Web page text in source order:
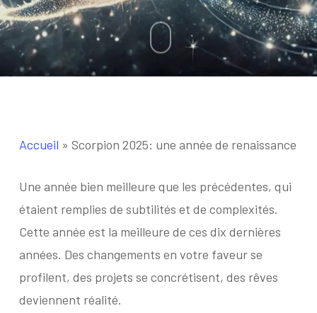
Accueil » Scorpion 2025: une année de renaissance
Une année bien meilleure que les précédentes, qui
étaient remplies de subtilités et de complexités.
Cette année est la meilleure de ces dix dernières
années. Des changements en votre faveur se
profilent, des projets se concrétisent, des rêves
deviennent réalité.